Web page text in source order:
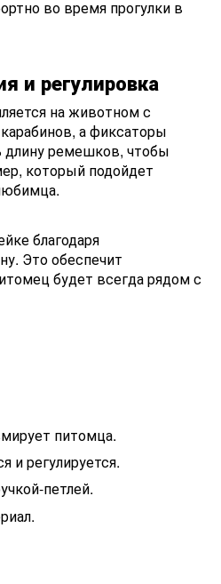
во время прогулки в
и регулировка
на животном с
а фиксаторы
длину ремешков, чтобы
который подойдет
благодаря
Это обеспечит
будет всегда рядом с
питомца.
и регулируется.
петлей.